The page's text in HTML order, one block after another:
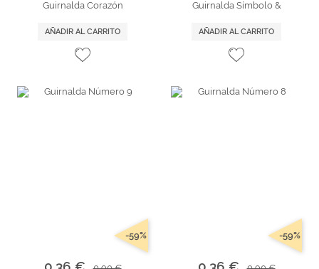
Guirnalda Corazón
AÑADIR AL CARRITO
Guirnalda Símbolo &
AÑADIR AL CARRITO
-59% -59%